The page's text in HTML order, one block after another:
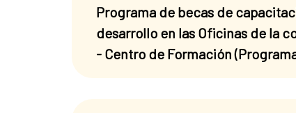
Programa de becas de
desarrollo en las Oficinas de la
- Centro de Formación (Programa